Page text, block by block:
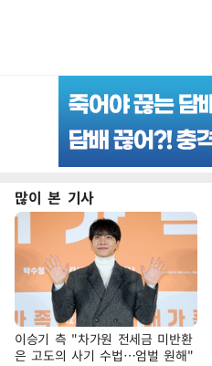
많이 본 기사
이승기 측 "차가원 전세금 미반환
은 고도의 사기 수법…엄벌 원해"